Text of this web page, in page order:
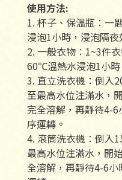
使用方法:
1. 杯子、保溫瓶：
浸泡1小時，浸泡隔夜
2. 一般衣物：1~3件
60℃溫熱水浸泡1小時
3. 直立洗衣機：倒入
至最高水位注滿水，
完全溶解，再靜待4-
序運轉。
4. 滾筒洗衣機：倒入
最高水位注滿水，開
全溶解，再靜待4-6